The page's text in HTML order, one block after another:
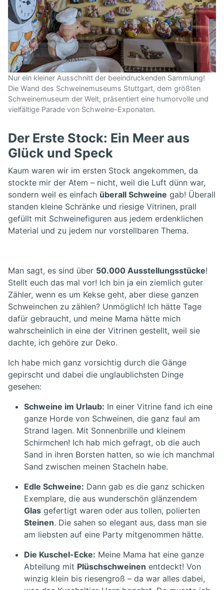
Nur ein kleiner Ausschnitt der beeindruckenden Sammlung!
Die Wand des Schweinemuseums Stuttgart, dem größten
Schweinemuseum der Welt, präsentiert eine humorvolle und
vielfältige Parade von Schweine-Exponaten.
Der Erste Stock: Ein Meer aus
Glück und Speck
Kaum waren wir im ersten Stock angekommen, da
stockte mir der Atem – nicht, weil die Luft dünn war,
sondern weil es einfach überall Schweine gab! Überall
standen kleine Schränke und riesige Vitrinen, prall
gefüllt mit Schweinefiguren aus jedem erdenklichen
Material und zu jedem nur vorstellbaren Thema.
Man sagt, es sind über 50.000 Ausstellungsstücke!
Stellt euch das mal vor! Ich bin ja ein ziemlich guter
Zähler, wenn es um Kekse geht, aber diese ganzen
Schweinchen zu zählen? Unmöglich! Ich hätte Tage
dafür gebraucht, und meine Mama hätte mich
wahrscheinlich in eine der Vitrinen gestellt, weil sie
dachte, ich gehöre zur Deko.
Ich habe mich ganz vorsichtig durch die Gänge
gepirscht und dabei die unglaublichsten Dinge
gesehen:
Schweine im Urlaub: In einer Vitrine fand ich eine
ganze Horde von Schweinen, die ganz faul am
Strand lagen. Mit Sonnenbrille und kleinem
Schirmchen! Ich hab mich gefragt, ob die auch
Sand in ihren Borsten hatten, so wie ich manchmal
Sand zwischen meinen Stacheln habe.
Edle Schweine: Dann gab es die ganz schicken
Exemplare, die aus wunderschön glänzendem
Glas gefertigt waren oder aus tollen, polierten
Steinen. Die sahen so elegant aus, dass man sie
am liebsten auf eine Party mitgenommen hätte.
Die Kuschel-Ecke: Meine Mama hat eine ganze
Abteilung mit Plüschschweinen entdeckt! Von
winzig klein bis riesengroß – da war alles dabei,